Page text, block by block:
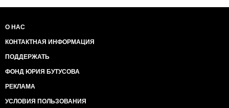
О НАС
КОНТАКТНАЯ ИНФОРМАЦИЯ
ПОДДЕРЖАТЬ
ФОНД ЮРИЯ БУТУСОВА
РЕКЛАМА
УСЛОВИЯ ПОЛЬЗОВАНИЯ